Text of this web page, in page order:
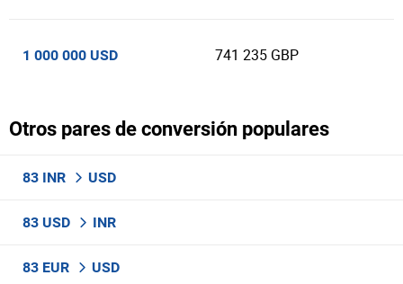
1 000 000 USD 741 235 GBP
Otros pares de conversión populares
83 INR USD
83 USD INR
83 EUR USD